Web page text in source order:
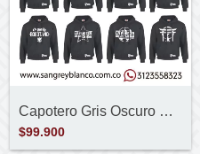
Capotero Gris Oscuro Santa Fe
$99.900